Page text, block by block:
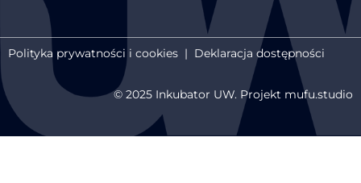
Polityka prywatności i cookies | Deklaracja dostępności
© 2025 Inkubator UW. Projekt mufu.studio